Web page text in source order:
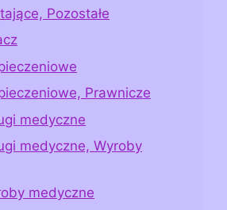
Pozostałe
Prawnicze
medyczne
medyczne, Wyroby
medyczne